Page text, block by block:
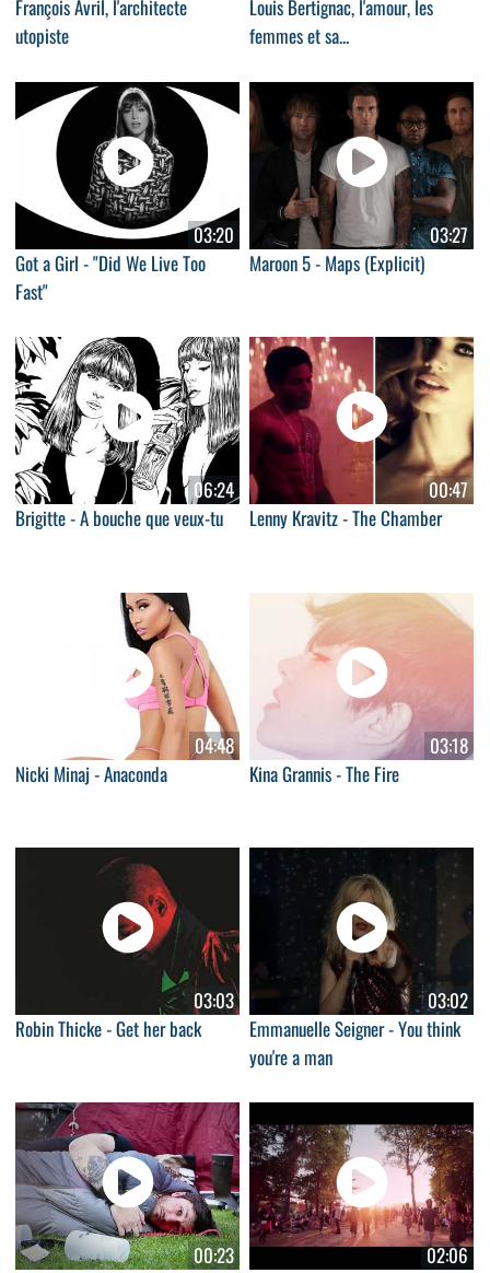
François Avril, l'architecte
utopiste
Louis Bertignac, l'amour, les
femmes et sa...
03:20
Got a Girl - "Did We Live Too
Fast"
03:27
Maroon 5 - Maps (Explicit)
06:24
Brigitte - A bouche que veux-tu
00:47
Lenny Kravitz - The Chamber
04:48
Nicki Minaj - Anaconda
03:18
Kina Grannis - The Fire
03:03
Robin Thicke - Get her back
03:02
Emmanuelle Seigner - You think
you're a man
00:23
02:06